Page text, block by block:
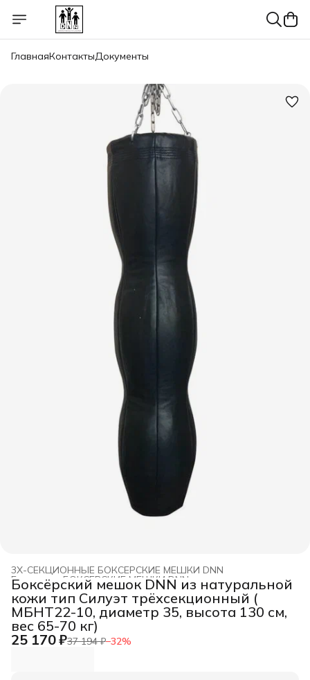
ГлавнаяКонтактыДокументы
3Х-СЕКЦИОННЫЕ БОКСЕРСКИЕ МЕШКИ DNN
БОКСЕРСКИЕ МЕШКИ DNN
Главная
Боксёрский мешок DNN из натуральной
кожи тип Силуэт трёхсекционный (
МБНТ22-10, диаметр 35, высота 130 см,
вес 65-70 кг)
25 170 ₽37 194 ₽−32%